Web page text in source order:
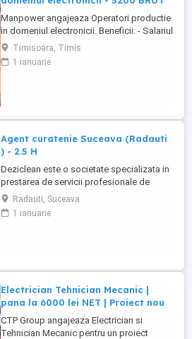
Manpower angajeaza Operatori productie
in domeniul electronicii. Beneficii: - Salariul
- 5200 (in functie de experienta in
domeniul electronicii); - Tichete de masa
de 35 de lei zi lucratoare; - Mediu de lucru
Timisoara, Timis
1 ianuarie
Agent curatenie Suceava (Radauti
) - 2.5 H
Deziclean este o societate specializata in
prestarea de servicii profesionale de
curatenie. Compania noastra asigura
servicii de curatenie in aproape toate
orasele mari din România. Angajam agenti
Radauti, Suceava
1 ianuarie
Electrician Tehnician Mecanic |
pana la 6000 lei NET | Proiect nou
CTP Group angajeaza Electrician si
Tehnician Mecanic pentru un proiect